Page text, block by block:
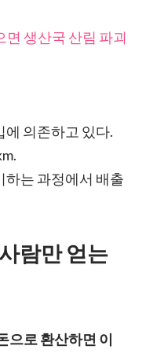
생산국 산림 파괴
에 의존하고 있다.
하는 과정에서 배출
람만 얻는
으로 환산하면 이